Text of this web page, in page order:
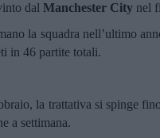
dal Manchester City nel
la squadra nell’ultimo
in 46 partite totali.
la trattativa si spinge
a settimana.